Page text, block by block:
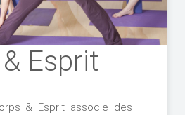
Esprit
& Esprit associe des